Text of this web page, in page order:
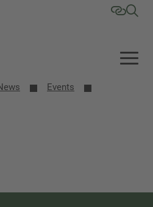
Events